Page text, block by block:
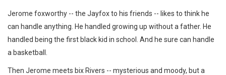
Jerome foxworthy -- the Jayfox to his friends -- likes to think he
can handle anything. He handled growing up without a father. He
handled being the first black kid in school. And he sure can handle
a basketball.
Then Jerome meets bix Rivers -- mysterious and moody, but a